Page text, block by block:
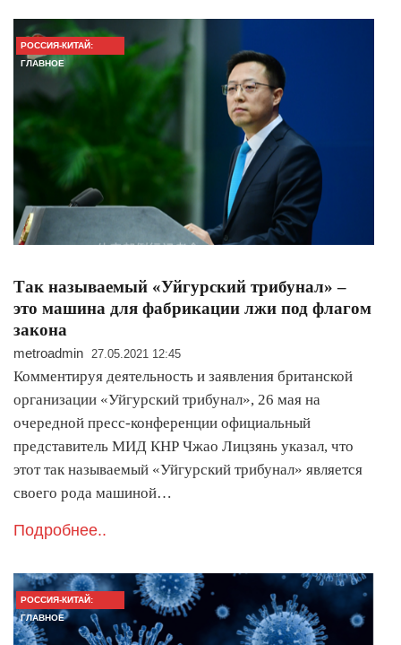
РОССИЯ-КИТАЙ:
ГЛАВНОЕ
Так называемый «Уйгурский трибунал» –
это машина для фабрикации лжи под флагом
закона
metroadmin 27.05.2021 12:45
Комментируя деятельность и заявления британской
организации «Уйгурский трибунал», 26 мая на
очередной пресс-конференции официальный
представитель МИД КНР Чжао Лицзянь указал, что
этот так называемый «Уйгурский трибунал» является
своего рода машиной…
Подробнее..
РОССИЯ-КИТАЙ:
ГЛАВНОЕ